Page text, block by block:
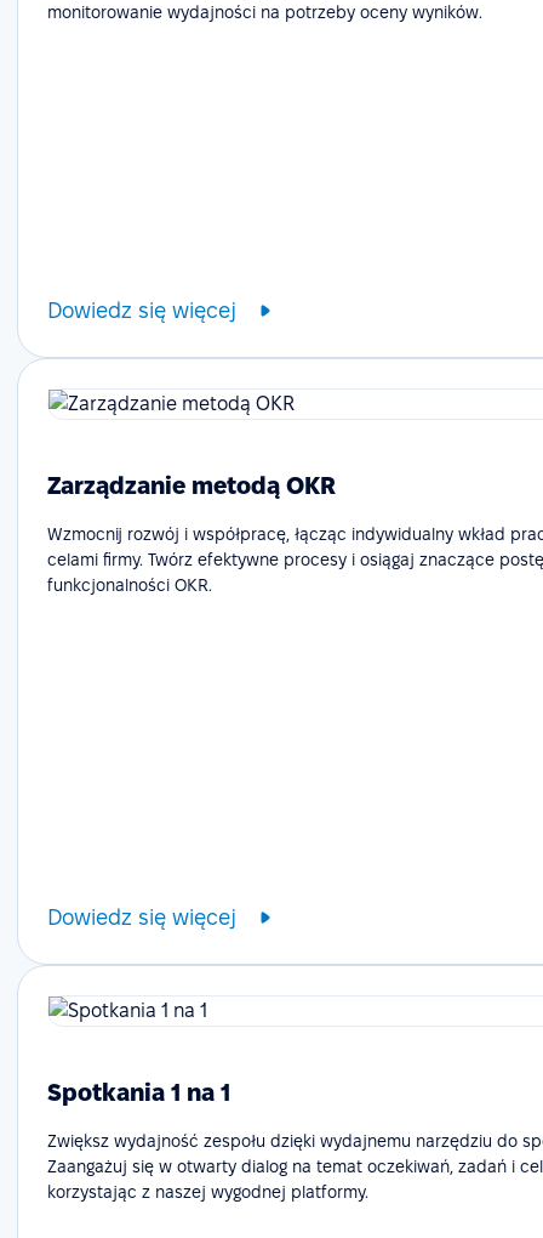
monitorowanie wydajności na potrzeby oceny wyników.
Dowiedz się więcej
Zarządzanie metodą OKR
Wzmocnij rozwój i współpracę, łącząc indywidualny wkład
celami firmy. Twórz efektywne procesy i osiągaj znaczące
funkcjonalności OKR.
Dowiedz się więcej
Spotkania 1 na 1
Zwiększ wydajność zespołu dzięki wydajnemu narzędziu do
Zaangażuj się w otwarty dialog na temat oczekiwań, zadań i
korzystając z naszej wygodnej platformy.